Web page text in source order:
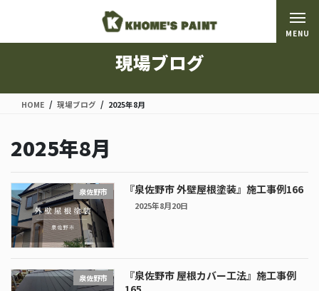
移
ン
現場ブログ
HOME 現場ブログ 2025年8月
2025年8月
泉佐野市 『泉佐野市 外壁屋根塗装』施工事例166
2025年8月20日
泉佐野市
『泉佐野市 屋根カバー工法』施工事例
MENU